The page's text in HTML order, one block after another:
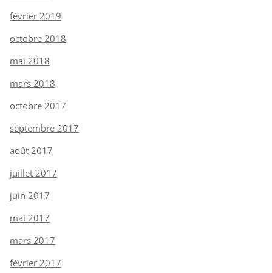
février 2019
octobre 2018
mai 2018
mars 2018
octobre 2017
septembre 2017
août 2017
juillet 2017
juin 2017
mai 2017
mars 2017
février 2017